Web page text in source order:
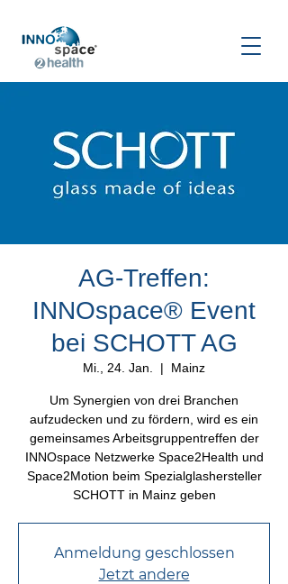
AG-Treffen:
INNOspace® Event
bei SCHOTT AG
Mi., 24. Jan.
  |
Mainz
Um Synergien von drei Branchen
aufzudecken und zu fördern, wird es ein
gemeinsames Arbeitsgruppentreffen der
INNOspace Netzwerke Space2Health und
Space2Motion beim Spezialglashersteller
SCHOTT in Mainz geben
Anmeldung geschlossen
Jetzt andere